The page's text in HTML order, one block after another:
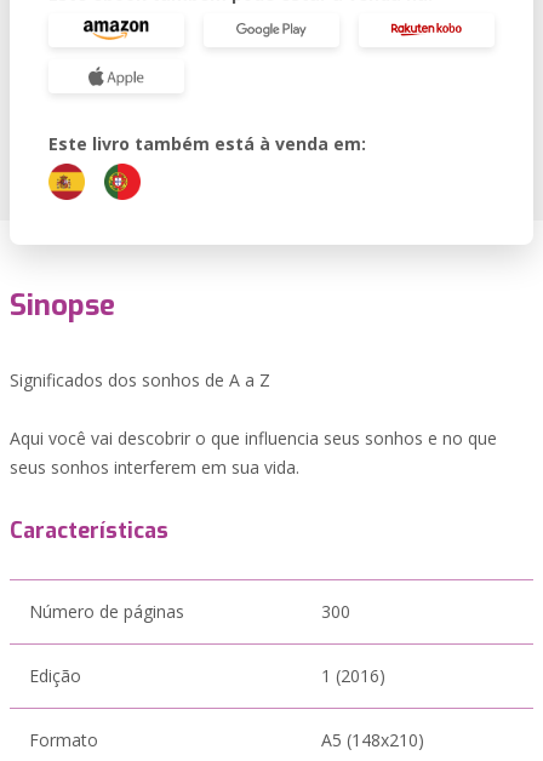
Este livro também está à venda em:
Sinopse
Significados dos sonhos de A a Z
Aqui você vai descobrir o que influencia seus sonhos e no que
seus sonhos interferem em sua vida.
Características
Número de páginas 300
Edição 1 (2016)
Formato A5 (148x210)